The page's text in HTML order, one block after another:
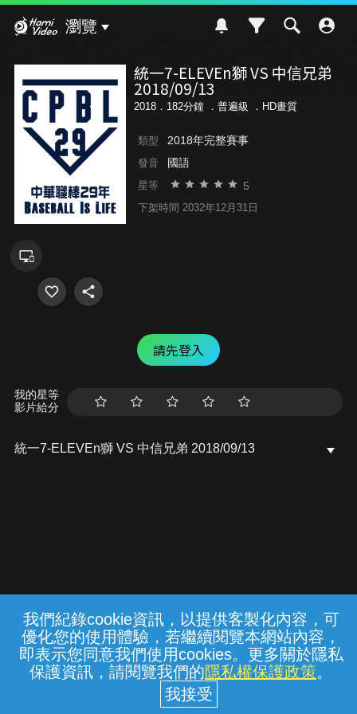
我們紀錄cookie資訊，以提供客製化內容，可
優化您的使用體驗，若繼續閱覽本網站內容，
即表示您同意我們使用cookies。更多關於隱私
保護資訊，請閱覽我們的隱私權保護政策。
瀏覽
統一7-ELEVEn獅 VS 中信兄弟
2018/09/13
2018．182分鐘 ． 普遍級 ．HD畫質
類型 2018年完整賽事
發音 國語
星等 5
下架時間 2032年12月31日
請先登入
我的星等
影片給分
統一7-ELEVEn獅 VS 中信兄弟 2018/09/13
常見問題 線上客服 服務條款 隱私權保護
中華電信股份有限公司個人家庭分公司
(統一編號：96979949) © 2026
{{notifyMsg}}